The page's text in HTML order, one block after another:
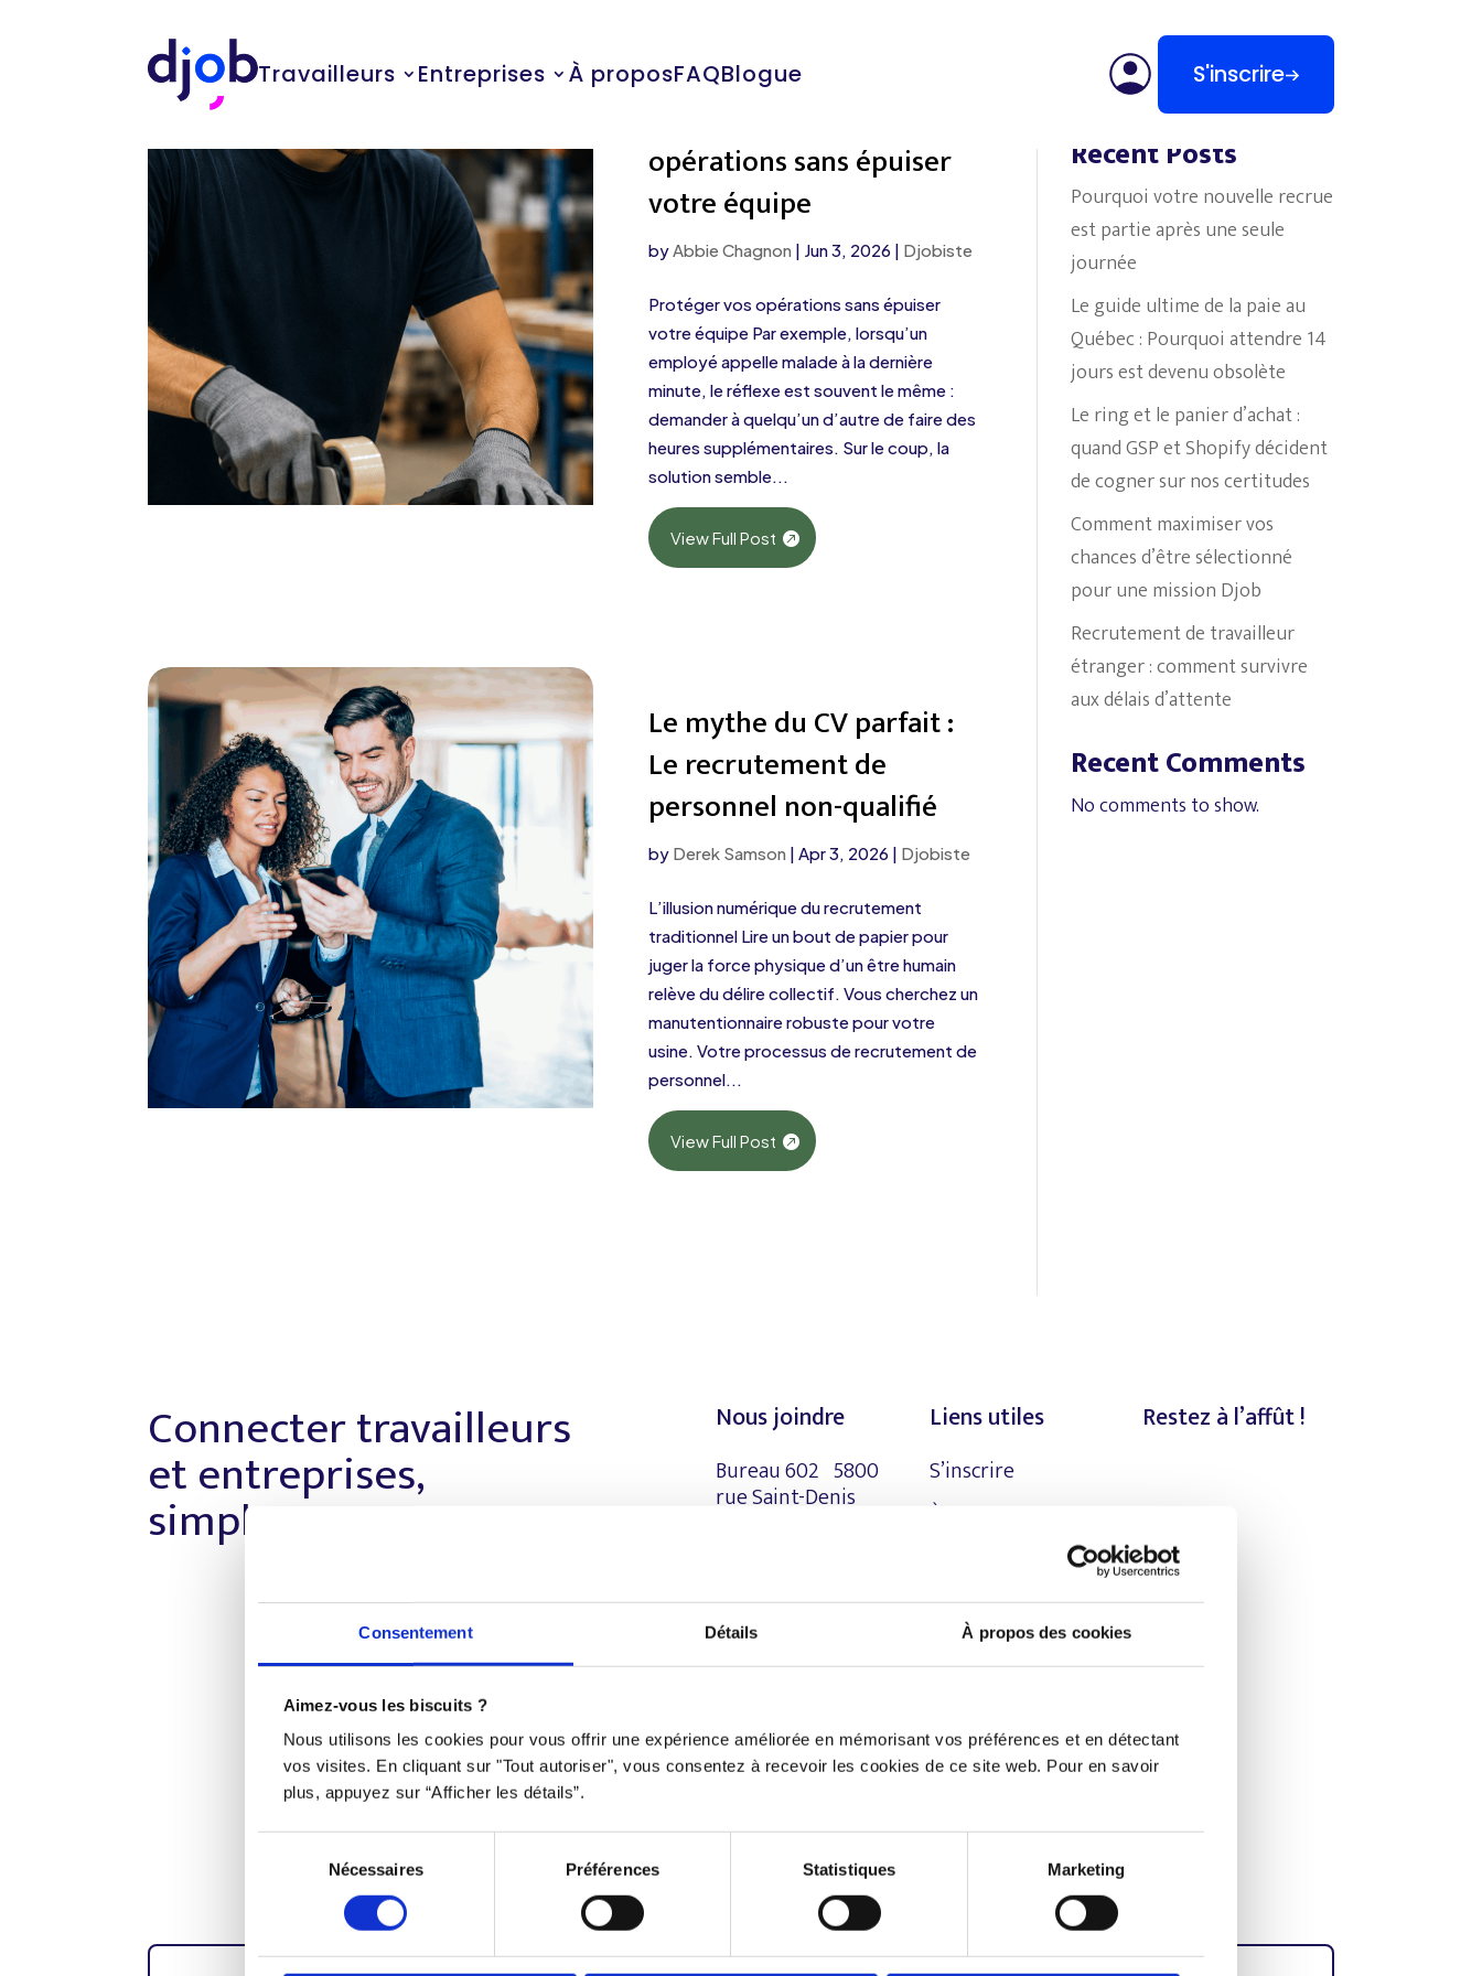
Consentement Détails À propos des cookies
Aimez-vous les biscuits ?
Nous utilisons les cookies pour vous offrir une expérience améliorée en mémorisant vos préférences et en détectant
vos visites. En cliquant sur "Tout autoriser", vous consentez à recevoir les cookies de ce site web. Pour en savoir
plus, appuyez sur “Afficher les détails”.
consentement
Nécessaires Préférences Statistiques Marketing
Travailleurs Entreprises À proposFAQBlogue S'inscrire
opérations sans épuiser
votre équipe
byAbbie Chagnon | Jun 3, 2026| Djobiste
Protéger vos opérations sans épuiser
votre équipe Par exemple, lorsqu’un
employé appelle malade à la dernière
minute, le réflexe est souvent le même :
demander à quelqu’un d’autre de faire des
heures supplémentaires. Sur le coup, la
solution semble...
View Full Post
Le mythe du CV parfait :
Le recrutement de
personnel non-qualifié
by Derek Samson | Apr 3, 2026| Djobiste
L’illusion numérique du recrutement
traditionnel Lire un bout de papier pour
juger la force physique d’un être humain
relève du délire collectif. Vous cherchez un
manutentionnaire robuste pour votre
usine. Votre processus de recrutement de
personnel...
View Full Post
Search
Recent Posts
Pourquoi votre nouvelle recrue
est partie après une seule
journée
Le guide ultime de la paie au
Québec : Pourquoi attendre 14
jours est devenu obsolète
Le ring et le panier d’achat :
quand GSP et Shopify décident
de cogner sur nos certitudes
Comment maximiser vos
chances d’être sélectionné
pour une mission Djob
Recrutement de travailleur
étranger : comment survivre
aux délais d’attente
Recent Comments
No comments to show.
Connecter travailleurs
et entreprises,
simplement.
Nous joindre
Bureau 602 5800
rue Saint-Denis
Téléphone
Email
Liens utiles
S’inscrire
À propos
Nous contacter
Restez à l’affût !